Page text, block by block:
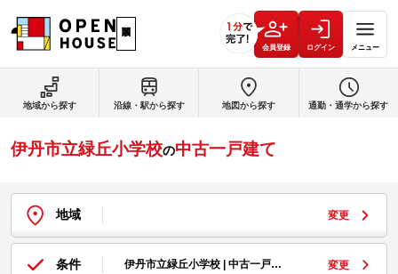
会員登録 ログイン メニュー
伊丹市立緑丘小学校の中古一戸建て
地域 変更
条件 伊丹市立緑丘小学校 | 中古一戸… 変更
地域から探す 沿線・駅から探す 地図から探す 通勤・通学から探す